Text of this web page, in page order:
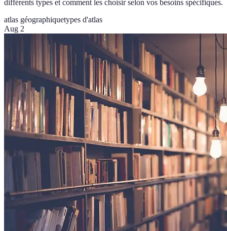
différents types et comment les choisir selon vos besoins spécifiques.
atlas géographiquetypes d'atlas
Aug 2